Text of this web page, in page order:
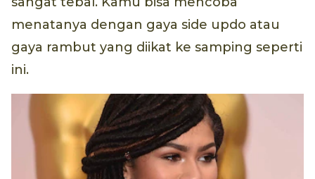
menatanya dengan gaya side updo atau
gaya rambut yang diikat ke samping seperti
ini.